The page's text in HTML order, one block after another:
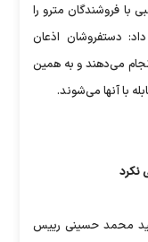
با فروشندگان مترو را
دستفروشان اذعان
انجام می‌دهند و به همین
با آنها می‌شوند.
نکرد
محمد حسینی رییس